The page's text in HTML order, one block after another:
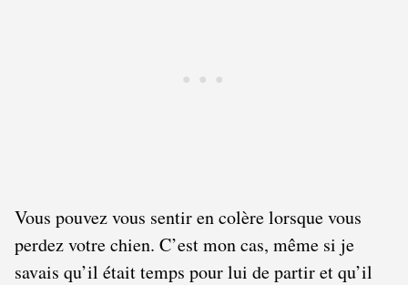
Vous pouvez vous sentir en colère lorsque vous
perdez votre chien. C’est mon cas, même si je
savais qu’il était temps pour lui de partir et qu’il